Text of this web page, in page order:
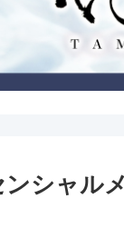
シャル